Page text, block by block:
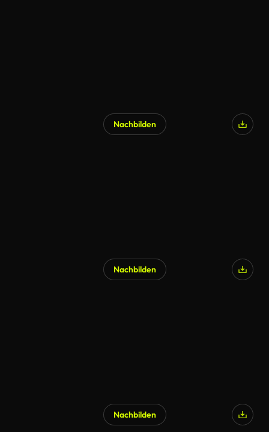
Nachbilden
Nachbilden
Nachbilden